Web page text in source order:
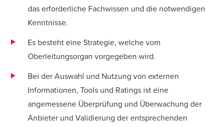
das erforderliche Fachwissen und die notwendigen
Kenntnisse.
Es besteht eine Strategie, welche vom
Oberleitungsorgan vorgegeben wird.
Bei der Auswahl und Nutzung von externen
Informationen, Tools und Ratings ist eine
angemessene Überprüfung und Überwachung der
Anbieter und Validierung der entsprechenden